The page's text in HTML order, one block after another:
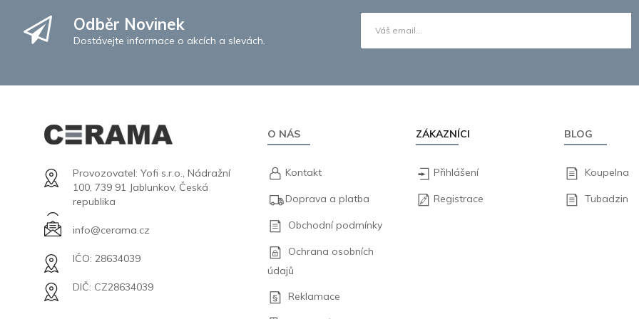
Odběr Novinek
Dostávejte informace o akcích a slevách.
Provozovatel: Yofi s.r.o., Nádražní
100, 739 91 Jablunkov, Česká
republika
info@cerama.cz
IČO: 28634039
DIČ: CZ28634039
O NÁS
Kontakt
Doprava a platba
Obchodní podmínky
Ochrana osobních
údajů
Reklamace
ZÁKAZNÍCI
Přihlášení
Registrace
BLOG
Koupelna
Tubadzin